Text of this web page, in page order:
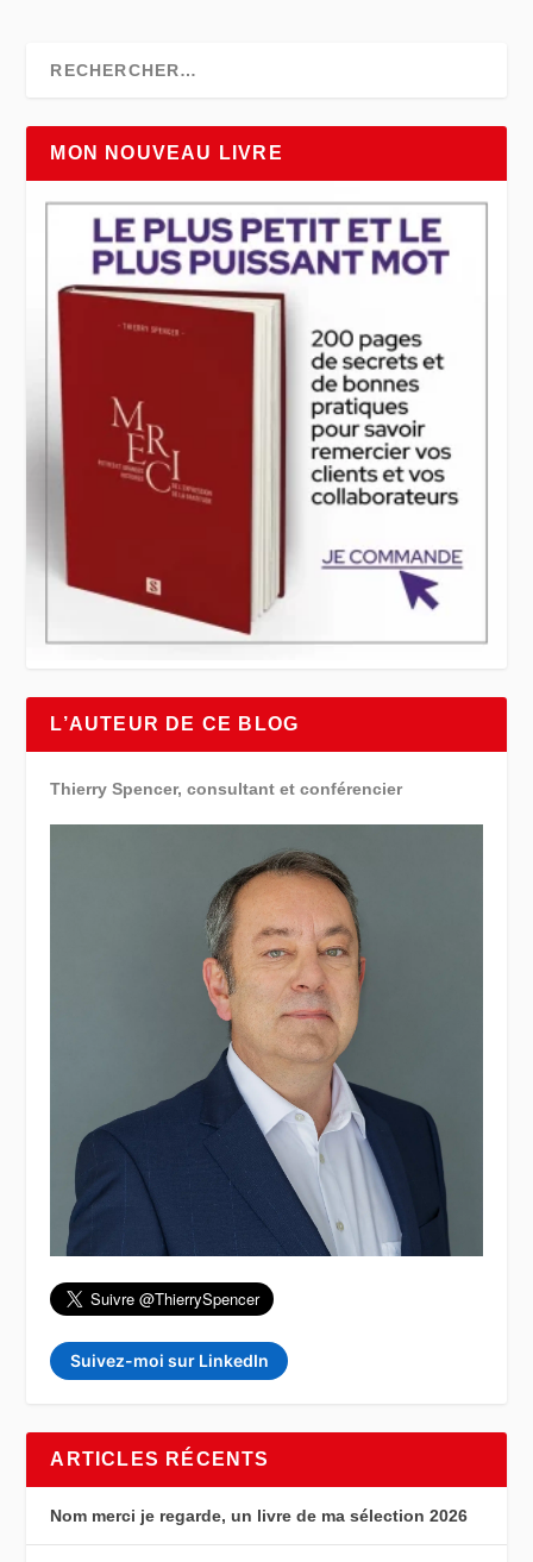
MON NOUVEAU LIVRE
L’AUTEUR DE CE BLOG
Thierry Spencer, consultant et conférencier
Suivez-moi sur LinkedIn
ARTICLES RÉCENTS
Nom merci je regarde, un livre de ma sélection 2026